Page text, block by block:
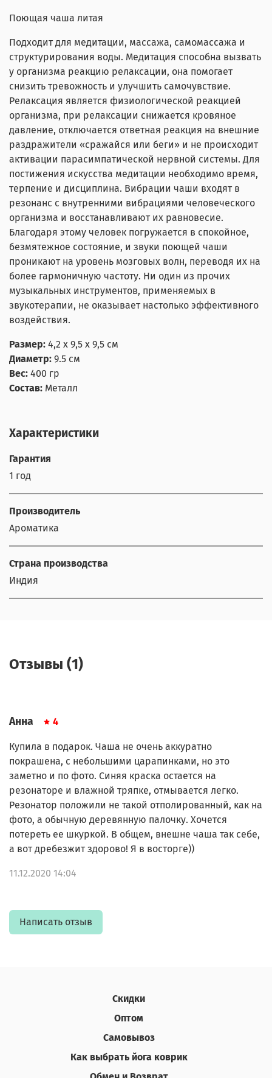
Поющая чаша литая
Подходит для медитации, массажа, самомассажа и
структурирования воды. Медитация способна вызвать
у организма реакцию релаксации, она помогает
снизить тревожность и улучшить самочувствие.
Релаксация является физиологической реакцией
организма, при релаксации cнижается кровяное
давление, отключается ответная реакция на внешние
раздражители «сражайся или беги» и не происходит
активации парасимпатической нервной системы. Для
постижения искусства медитации необходимо время,
терпение и дисциплина. Вибрации чаши входят в
резонанс с внутренними вибрациями человеческого
организма и восстанавливают их равновесие.
Благодаря этому человек погружается в спокойное,
безмятежное состояние, и звуки поющей чаши
проникают на уровень мозговых волн, переводя их на
более гармоничную частоту. Ни один из прочих
музыкальных инструментов, применяемых в
звукотерапии, не оказывает настолько эффективного
воздействия.
Размер: 4,2 х 9,5 х 9,5 см
Диаметр: 9.5 см
Вес: 400 гр
Состав: Металл
Характеристики
Гарантия
1 год
Производитель
Ароматика
Страна производства
Индия
Отзывы (1)
Анна 4
Купила в подарок. Чаша не очень аккуратно
покрашена, с небольшими царапинками, но это
заметно и по фото. Синяя краска остается на
резонаторе и влажной тряпке, отмывается легко.
Резонатор положили не такой отполированный, как на
фото, а обычную деревянную палочку. Хочется
потереть ее шкуркой. В общем, внешне чаша так себе,
а вот дребезжит здорово! Я в восторге))
11.12.2020 14:04
Написать отзыв
Скидки
Оптом
Самовывоз
Как выбрать йога коврик